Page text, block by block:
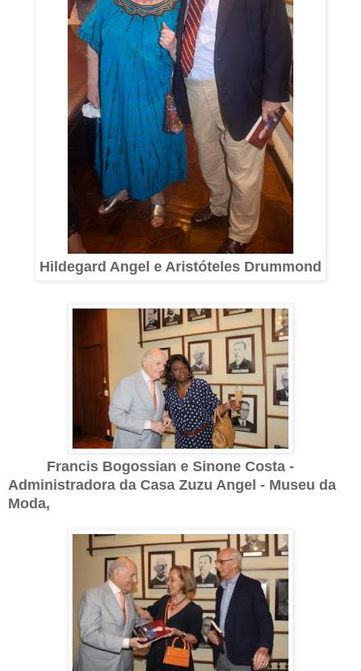
Hildegard Angel e Aristóteles Drummond
Francis Bogossian e Sinone Costa -
Administradora da Casa Zuzu Angel - Museu da
Moda,